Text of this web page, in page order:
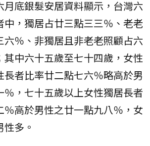
月底銀髮安居資料顯示，台灣六
中，獨居占廿三點三三％、老老
六％、非獨居且非老老照顧占六
其中六十五歲至七十四歲，女性
長者比率廿二點七六％略高於男
％，七十五歲以上女性獨居長者
％高於男性之廿一點九八％，女
多。